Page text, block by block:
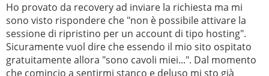
Ho provato da recovery ad inviare la richiesta ma mi
sono visto rispondere che "non è possibile attivare la
sessione di ripristino per un account di tipo hosting".
Sicuramente vuol dire che essendo il mio sito ospitato
gratuitamente allora "sono cavoli miei...". Dal momento
che comincio a sentirmi stanco e deluso mi sto già